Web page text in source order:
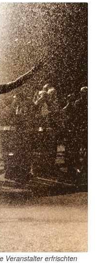
Veranstalter erfrischten